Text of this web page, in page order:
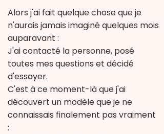
Alors j'ai fait quelque chose que je
n'aurais jamais imaginé quelques mois
auparavant :
J'ai contacté la personne, posé
toutes mes questions et décidé
d'essayer.​
C'est à ce moment-là que j'ai
découvert un modèle que je ne
connaissais finalement pas vraiment
: